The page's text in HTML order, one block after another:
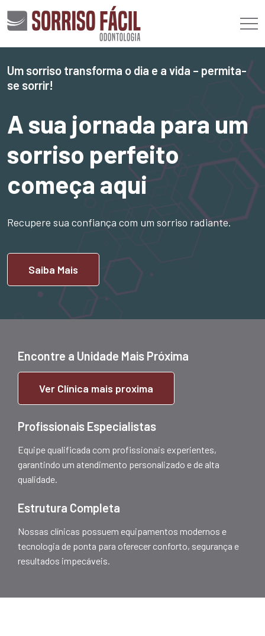
Um sorriso transforma o dia e a vida – permita-
se sorrir!
A sua jornada para um
sorriso perfeito
começa aqui
Recupere sua confiança com um sorriso radiante.
Saiba Mais
Encontre a Unidade Mais Próxima
Ver Clínica mais proxima
Profissionais Especialistas
Equipe qualificada com profissionais experientes,
garantindo um atendimento personalizado e de alta
qualidade.
Estrutura Completa
Nossas clínicas possuem equipamentos modernos e
tecnologia de ponta para oferecer conforto, segurança e
resultados impecáveis.